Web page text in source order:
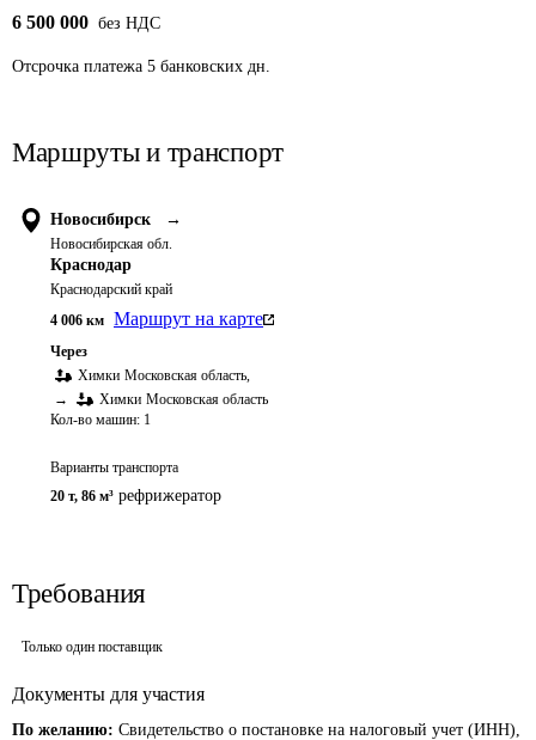
6 500 000 без НДС
Отсрочка платежа 5 банковских дн.
Маршруты и транспорт
Новосибирск →
Новосибирская обл.
Краснодар
Краснодарский край
4 006 км Маршрут на карте
Через
Химки Московская область,
→
Химки Московская область
Кол-во машин: 1
Варианты транспорта
20 т, 86 м³ рефрижератор
Требования
Только один поставщик
Документы для участия
По желанию: Свидетельство о постановке на налоговый учет (ИНН),